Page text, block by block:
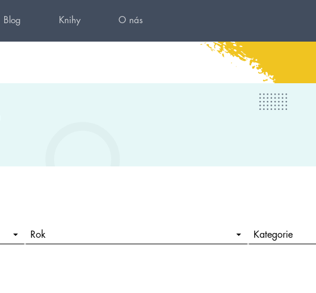
Blog Knihy O nás
Rok Kategorie